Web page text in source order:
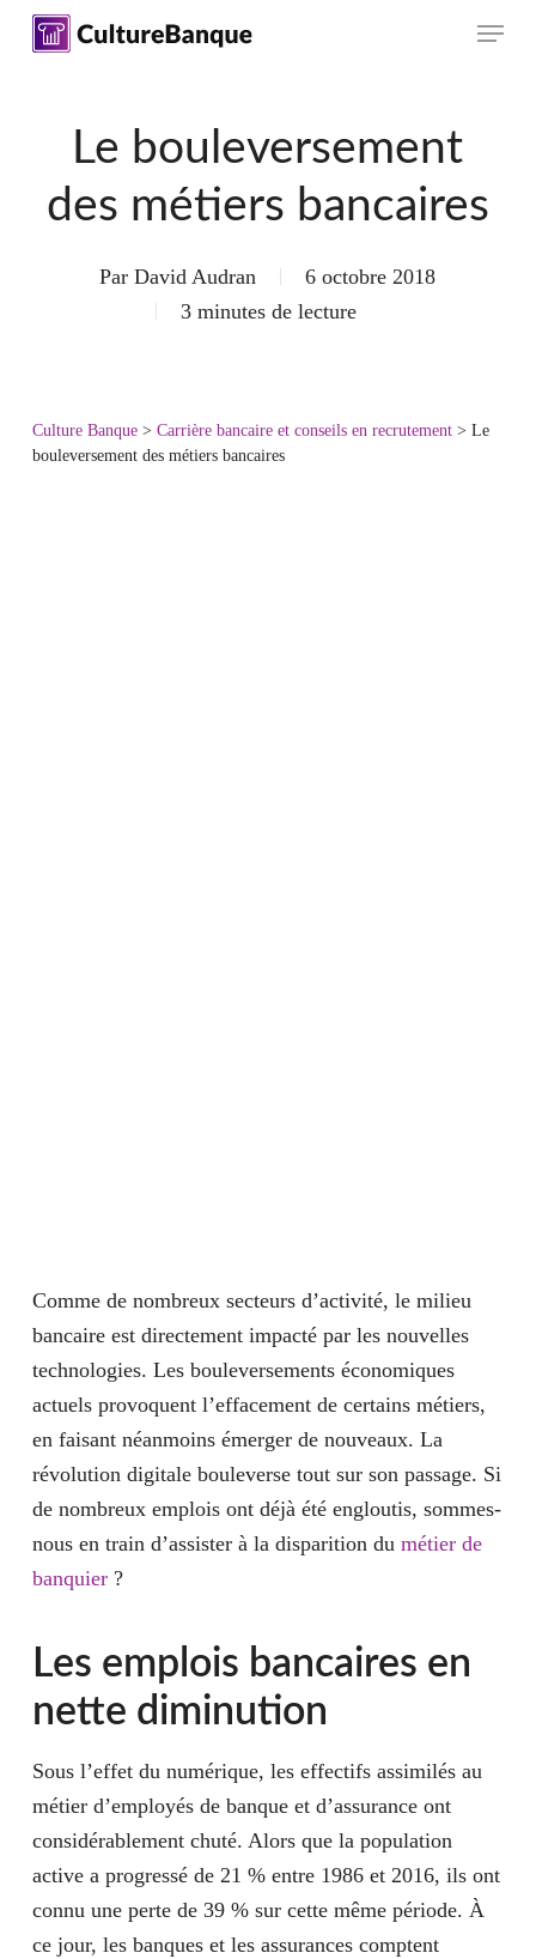
Skip
Menu
Le bouleversement
des métiers bancaires
Par David Audran
6 octobre 2018
3 minutes de lecture
Culture Banque> Carrière bancaire et conseils en recrutement> Le
bouleversement des métiers bancaires
Comme de nombreux secteurs d’activité, le milieu
bancaire est directement impacté par les nouvelles
technologies. Les bouleversements économiques
actuels provoquent l’effacement de certains métiers,
en faisant néanmoins émerger de nouveaux. La
révolution digitale bouleverse tout sur son passage. Si
de nombreux emplois ont déjà été engloutis, sommes-
nous en train d’assister à la disparition du métier de
banquier?
Les emplois bancaires en
nette diminution
Sous l’effet du numérique, les effectifs assimilés au
métier d’employés de banque et d’assurance ont
considérablement chuté. Alors que la population
active a progressé de 21 % entre 1986 et 2016, ils ont
connu une perte de 39 % sur cette même période. À
ce jour, les banques et les assurances comptent